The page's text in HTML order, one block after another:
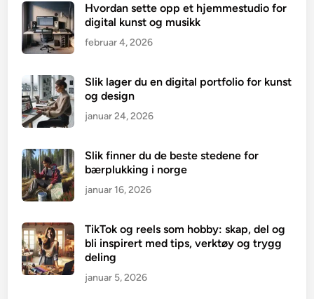
Hvordan sette opp et hjemmestudio for
digital kunst og musikk
februar 4, 2026
Slik lager du en digital portfolio for kunst
og design
januar 24, 2026
Slik finner du de beste stedene for
bærplukking i norge
januar 16, 2026
TikTok og reels som hobby: skap, del og
bli inspirert med tips, verktøy og trygg
deling
januar 5, 2026